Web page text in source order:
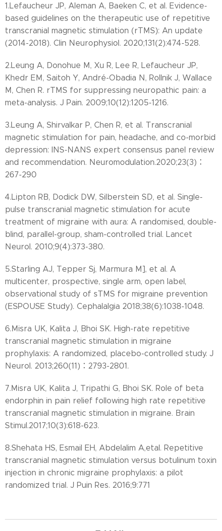
1.Lefaucheur JP, Aleman A, Baeken C, et al. Evidence-
based guidelines on the therapeutic use of repetitive
transcranial magnetic stimulation (rTMS): An update
(2014-2018). Clin Neurophysiol. 2020;131(2):474-528.
2.Leung A, Donohue M, Xu R, Lee R, Lefaucheur JP,
Khedr EM, Saitoh Y, André-Obadia N, Rollnik J, Wallace
M, Chen R. rTMS for suppressing neuropathic pain: a
meta-analysis. J Pain. 2009;10(12):1205-1216.
3.Leung A, Shirvalkar P, Chen R, et al. Transcranial
magnetic stimulation for pain, headache, and co-morbid
depression: INS-NANS expert consensus panel review
and recommendation. Neuromodulation.2020;23(3)：
267-290
4.Lipton RB, Dodick DW, Silberstein SD, et al. Single-
pulse transcranial magnetic stimulation for acute
treatment of migraine with aura: A randomised, double-
blind, parallel-group, sham-controlled trial. Lancet
Neurol. 2010;9(4):373-380.
5.Starling AJ, Tepper Sj, Marmura M], et al. A
multicenter, prospective, single arm, open label,
observational study of sTMS for migraine prevention
(ESPOUSE Study). Cephalalgia 2018;38(6):1038-1048.
6.Misra UK, Kalita J, Bhoi SK. High-rate repetitive
transcranial magnetic stimulation in migraine
prophylaxis: A randomized, placebo-controlled study. J
Neurol. 2013;260(11)：2793-2801.
7.Misra UK, Kalita J, Tripathi G, Bhoi SK. Role of beta
endorphin in pain relief following high rate repetitive
transcranial magnetic stimulation in migraine. Brain
Stimul.2017;10(3):618-623.
8.Shehata HS, Esmail EH, Abdelalim A,etal. Repetitive
transcranial magnetic stimulation versus botulinum toxin
injection in chronic migraine prophylaxis: a pilot
randomized trial. J Puin Res. 2016;9:771